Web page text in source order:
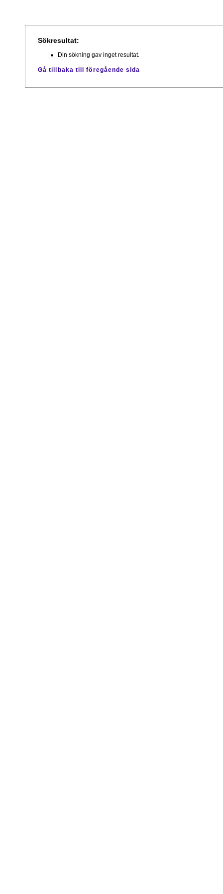
Sökresultat:
Din sökning gav inget resultat.
Gå tillbaka till föregående sida